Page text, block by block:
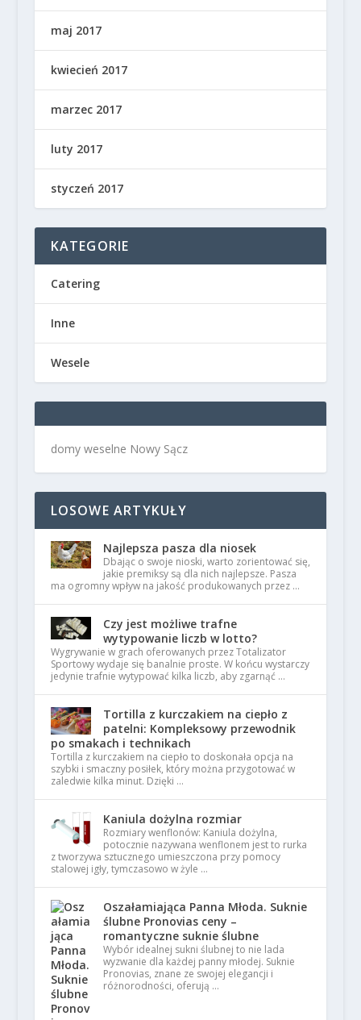
maj 2017
kwiecień 2017
marzec 2017
luty 2017
styczeń 2017
KATEGORIE
Catering
Inne
Wesele
domy weselne Nowy Sącz
LOSOWE ARTYKUŁY
Najlepsza pasza dla niosek
Dbając o swoje nioski, warto zorientować się,
jakie premiksy są dla nich najlepsze. Pasza
ma ogromny wpływ na jakość produkowanych przez …
Czy jest możliwe trafne
wytypowanie liczb w lotto?
Wygrywanie w grach oferowanych przez Totalizator
Sportowy wydaje się banalnie proste. W końcu wystarczy
jedynie trafnie wytypować kilka liczb, aby zgarnąć …
Tortilla z kurczakiem na ciepło z
patelni: Kompleksowy przewodnik
po smakach i technikach
Tortilla z kurczakiem na ciepło to doskonała opcja na
szybki i smaczny posiłek, który można przygotować w
zaledwie kilka minut. Dzięki …
Kaniula dożylna rozmiar
Rozmiary wenflonów: Kaniula dożylna,
potocznie nazywana wenflonem jest to rurka
z tworzywa sztucznego umieszczona przy pomocy
stalowej igły, tymczasowo w żyle …
Oszałamiająca Panna Młoda. Suknie
ślubne Pronovias ceny –
romantyczne suknie ślubne
Wybór idealnej sukni ślubnej to nie lada
wyzwanie dla każdej panny młodej. Suknie
Pronovias, znane ze swojej elegancji i
różnorodności, oferują …